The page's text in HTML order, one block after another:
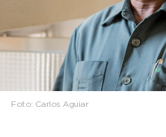
Foto: Carlos Aguiar